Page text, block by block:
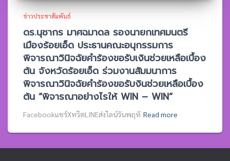
ข่าวประชาสัมพันธ์
ดร.นุชากร มาศฉมาดล รองนายกเทศมนตรี
เมืองร้อยเอ็ด ประธานคณะอนุกรรมการ
พิจารณาวินิจฉัยคำร้องขอรับเงินช่วยเหลือเบื้อง
ต้น จังหวัดร้อยเอ็ด ร่วมงานสัมมนาการ
พิจารณาวินิจฉัยคำร้องขอรับงินช่วยเหลือเบื้อง
ต้น “พิจารณาอย่างไรให้ WIN – WIN”
Facebookแชร์XทวิตLINEส่งไลน์วันพฤหั Read more